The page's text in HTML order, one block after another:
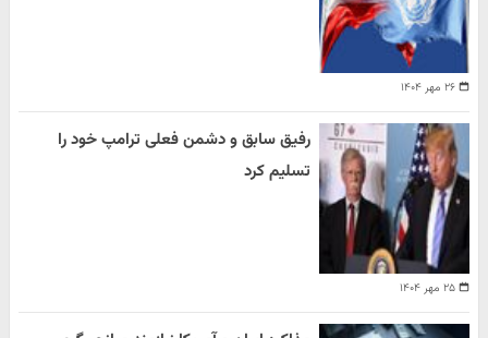
۲۶ مهر ۱۴۰۴
۲۵ مهر ۱۴۰۴
رفیق سابق و دشمن فعلی ترامپ خود را
تسلیم کرد